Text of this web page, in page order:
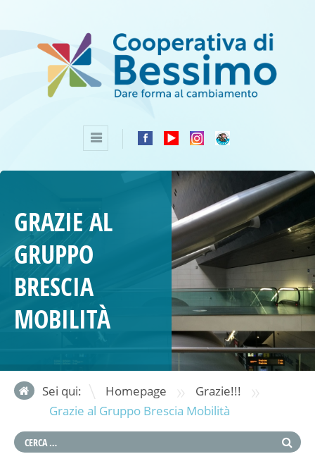
GRAZIE AL
GRUPPO
BRESCIA
MOBILITÀ
Sei qui: Homepage » Grazie!!! »
Grazie al Gruppo Brescia Mobilità